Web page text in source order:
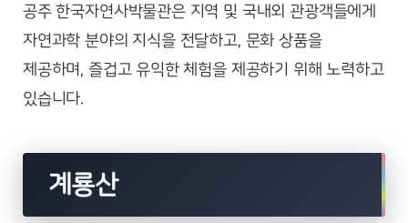
공주 한국자연사박물관은 지역 및 국내외 관광객들에게
자연과학 분야의 지식을 전달하고, 문화 상품을
제공하며, 즐겁고 유익한 체험을 제공하기 위해 노력하고
있습니다.
계룡산